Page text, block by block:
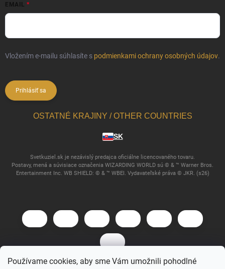
Používame cookies, aby sme Vám umožnili pohodlné
EMAIL
Vložením e-mailu súhlasíte s podmienkami ochrany osobných údajov.
Prihlásiť sa
OSTATNÉ KRAJINY / OTHER COUNTRIES
SK
Svetkuziel.sk je nezávislý predajca oficiálne licencovaného tovaru.
Postavy, mená a súvisiace označenia WIZARDING WORLD sú © & ™ Warner Bros.
Entertainment Inc. WB SHIELD: © & ™ WBEI. Vydavateľské práva © JKR. (s26)